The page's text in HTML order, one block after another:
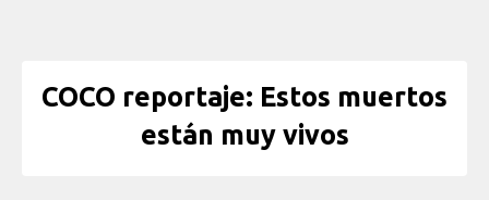
COCO reportaje: Estos muertos
están muy vivos